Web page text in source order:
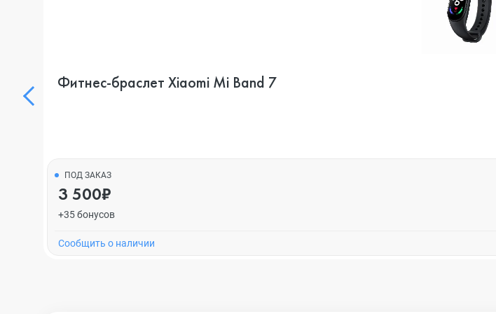
Фитнес-браслет Xiaomi Mi Band 7
ПОД ЗАКАЗ
3 500₽
+35 бонусов
Cообщить о наличии